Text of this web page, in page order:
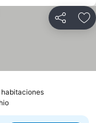
Compartir